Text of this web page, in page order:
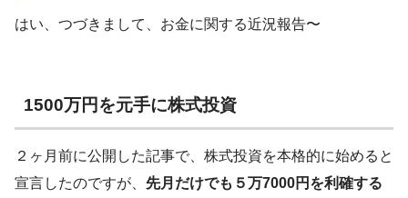
はい、つづきまして、お金に関する近況報告〜
1500万円を元手に株式投資
２ヶ月前に公開した記事で、株式投資を本格的に始めると
宣言したのですが、 先月だけでも５万7000円を利確する